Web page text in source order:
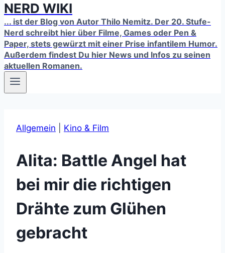
NERD WIKI
... ist der Blog von Autor Thilo Nemitz. Der 20. Stufe-
Nerd schreibt hier über Filme, Games oder Pen &
Paper, stets gewürzt mit einer Prise infantilem Humor.
Außerdem findest Du hier News und Infos zu seinen
aktuellen Romanen.
Allgemein Kino & Film
Alita: Battle Angel hat
bei mir die richtigen
Drähte zum Glühen
gebracht